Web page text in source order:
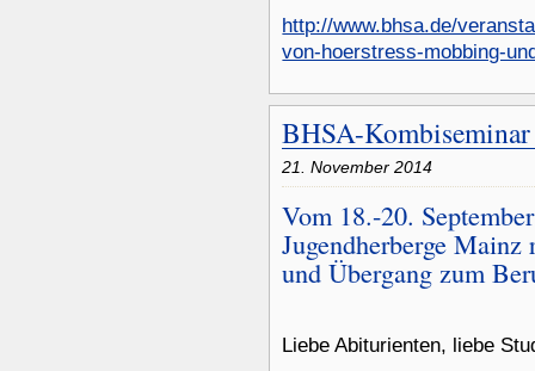
http://www.bhsa.de/
von-hoerstress-mobbing-
BHSA-
21. November 2014
Vom 18.-20.
Jugendherberge
und Übergang zum
Liebe Abiturienten, liebe